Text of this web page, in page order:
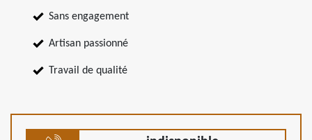
Sans engagement
Artisan passionné
Travail de qualité